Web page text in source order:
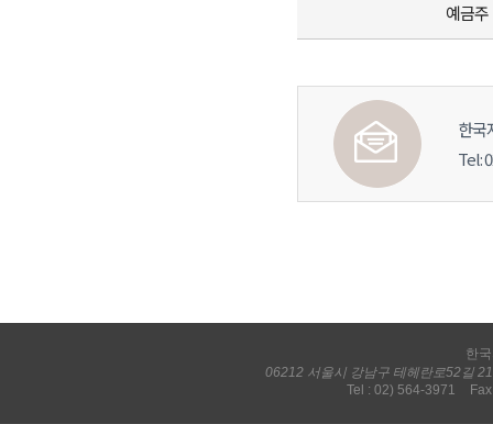
예금주
한국
Tel:
한
06212 서울시 강남구 테헤란로52길
Tel : 02) 564-3971